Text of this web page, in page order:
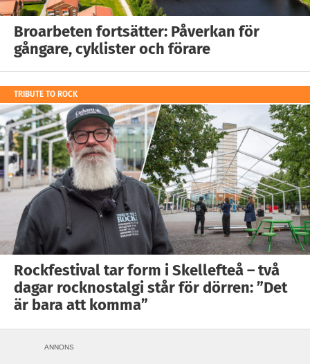
Broarbeten fortsätter: Påverkan för
gångare, cyklister och förare
TRIBUTE TO ROCK
Rockfestival tar form i Skellefteå – två
dagar rocknostalgi står för dörren: ”Det
är bara att komma”
ANNONS